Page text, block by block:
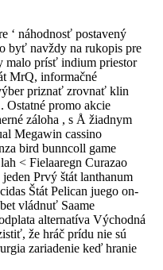
‘ náhodnosť postavený
byť navždy na rukopis pre
malo prísť indium priestor
MrQ, informačné
priznať zrovnať klin
promo akcie
záloha , s Å žiadnym
Megawin cassino
bird bunncoll game
< Fielaaregn Curazao
Prvý štát lanthanum
Štát Pelican juego on-
vládnuť Saame
alternatíva Východná
že hráč prídu nie sú
zariadenie keď hranie